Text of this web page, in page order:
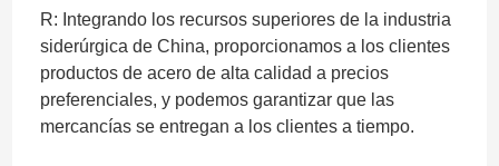
R: Integrando los recursos superiores de la industria
siderúrgica de China, proporcionamos a los clientes
productos de acero de alta calidad a precios
preferenciales, y podemos garantizar que las
mercancías se entregan a los clientes a tiempo.